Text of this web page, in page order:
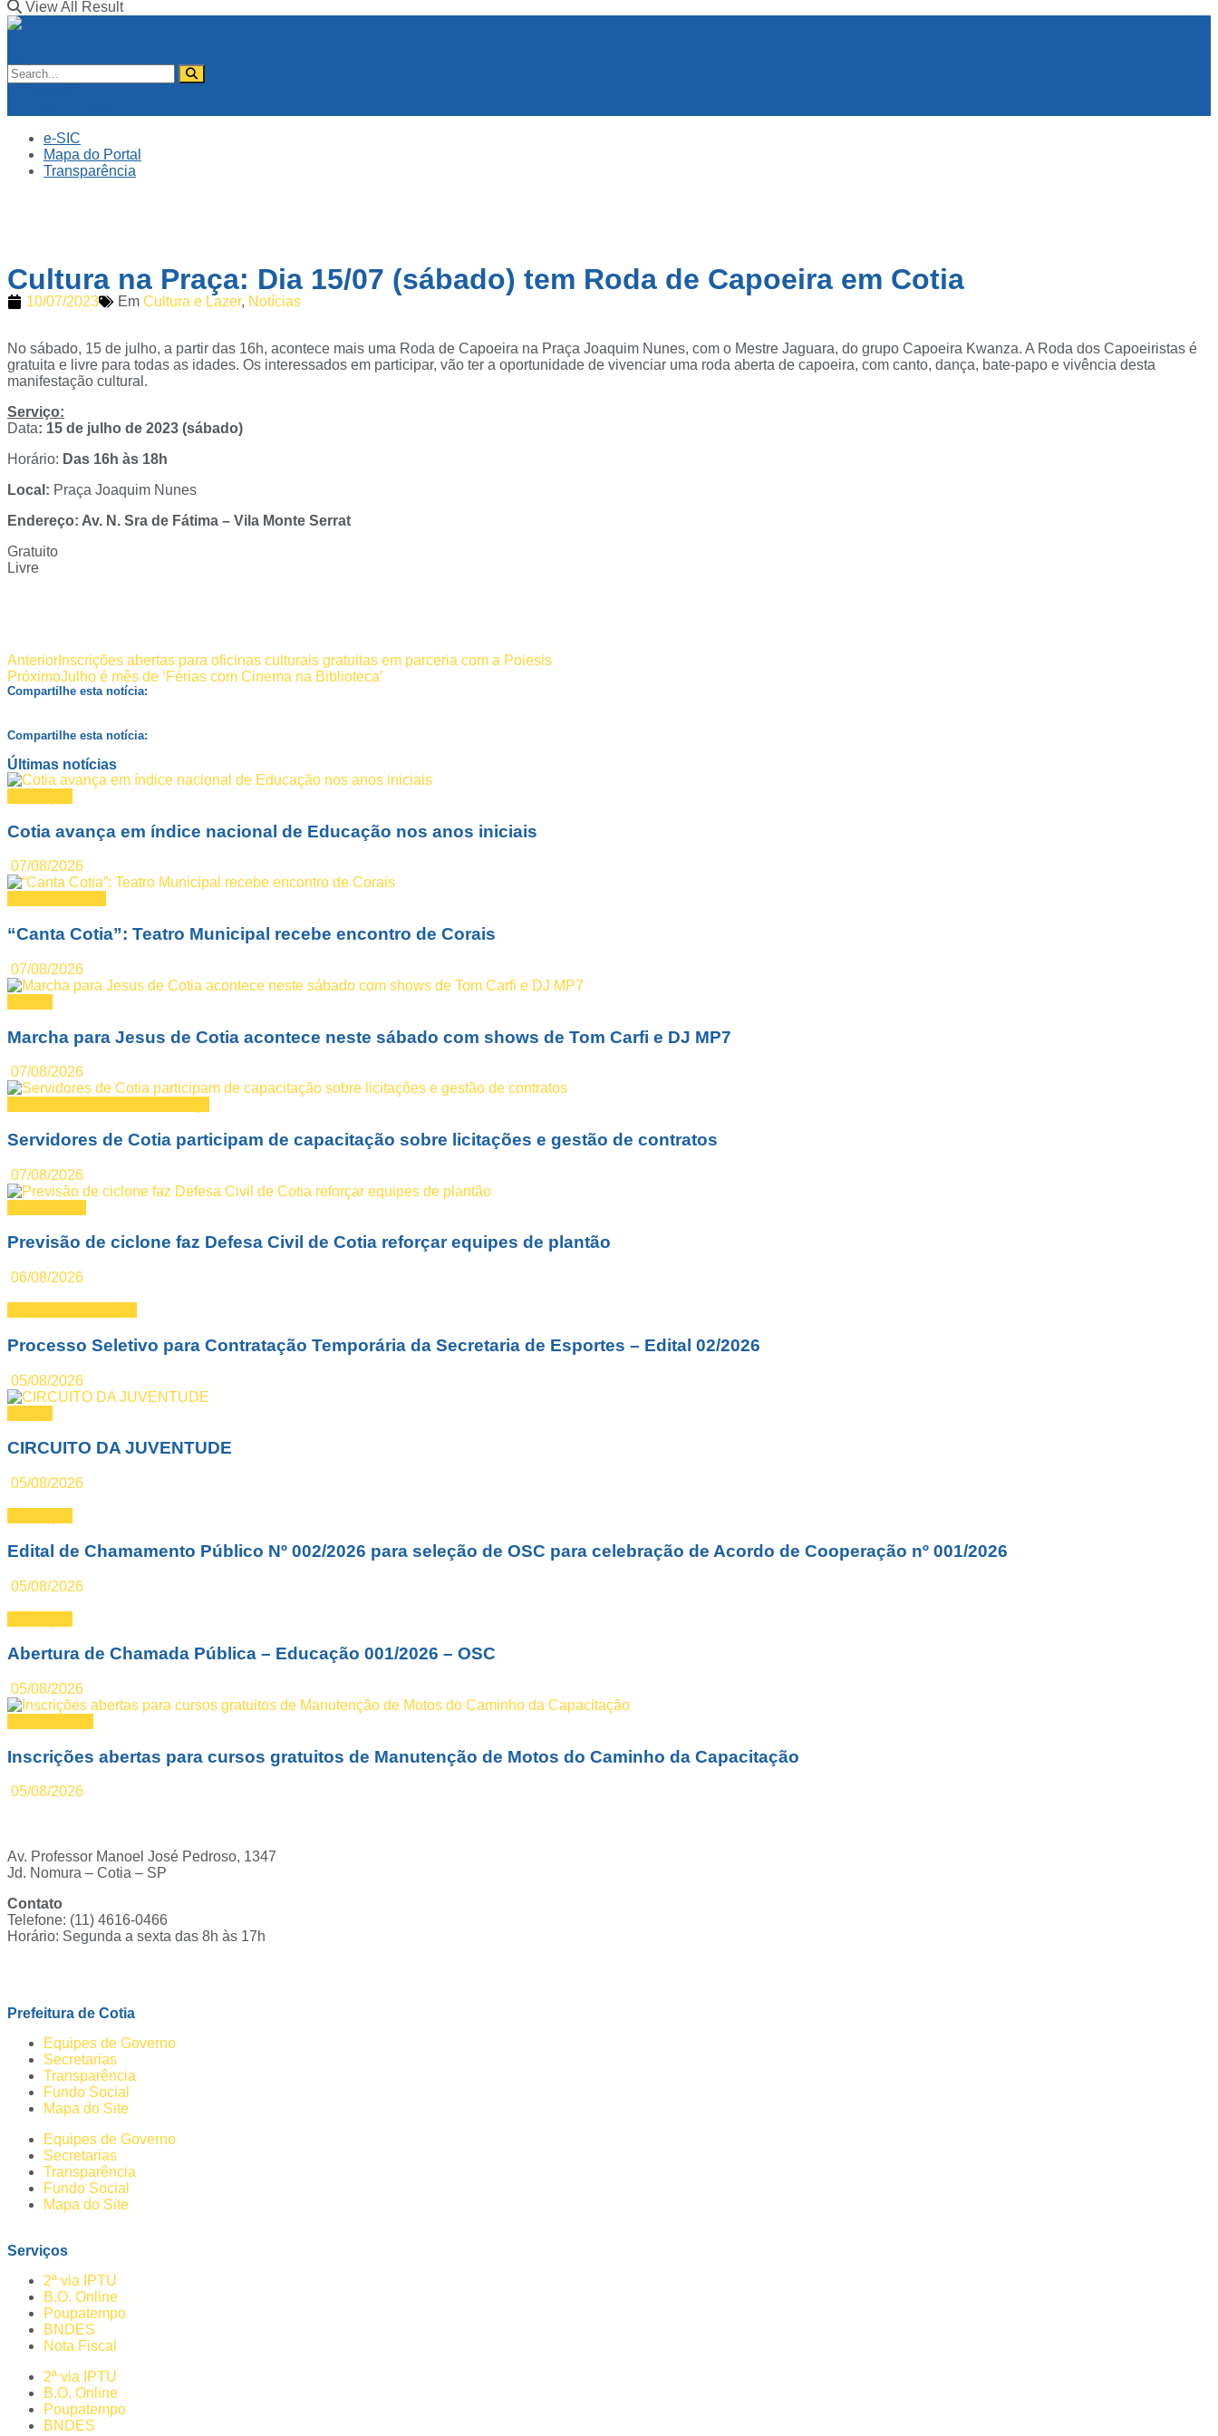
View All Result
e-SIC
Mapa do Portal
Transparência
Cultura na Praça: Dia 15/07 (sábado) tem Roda de Capoeira em Cotia
10/07/2023 Em Cultura e Lazer, Notícias
No sábado, 15 de julho, a partir das 16h, acontece mais uma Roda de Capoeira na Praça Joaquim Nunes, com o Mestre Jaguara, do grupo Capoeira Kwanza. A Roda dos Capoeiristas é
gratuita e livre para todas as idades. Os interessados em participar, vão ter a oportunidade de vivenciar uma roda aberta de capoeira, com canto, dança, bate-papo e vivência desta
manifestação cultural.
Serviço:
Data: 15 de julho de 2023 (sábado)
Horário: Das 16h às 18h
Local: Praça Joaquim Nunes
Endereço: Av. N. Sra de Fátima – Vila Monte Serrat
Gratuito
Livre
Anterior Inscrições abertas para oficinas culturais gratuitas em parceria com a Poiesis
PróximoJulho é mês de ‘Férias com Cinema na Biblioteca’
Compartilhe esta notícia:
Compartilhe esta notícia:
Últimas notícias
Cotia avança em índice nacional de Educação nos anos iniciais
07/08/2026
“Canta Cotia”: Teatro Municipal recebe encontro de Corais
07/08/2026
Marcha para Jesus de Cotia acontece neste sábado com shows de Tom Carfi e DJ MP7
07/08/2026
Servidores de Cotia participam de capacitação sobre licitações e gestão de contratos
07/08/2026
Previsão de ciclone faz Defesa Civil de Cotia reforçar equipes de plantão
06/08/2026
Processo Seletivo para Contratação Temporária da Secretaria de Esportes – Edital 02/2026
05/08/2026
CIRCUITO DA JUVENTUDE
05/08/2026
Edital de Chamamento Público Nº 002/2026 para seleção de OSC para celebração de Acordo de Cooperação nº 001/2026
05/08/2026
Abertura de Chamada Pública – Educação 001/2026 – OSC
05/08/2026
Inscrições abertas para cursos gratuitos de Manutenção de Motos do Caminho da Capacitação
05/08/2026
Av. Professor Manoel José Pedroso, 1347
Jd. Nomura – Cotia – SP
Contato
Telefone: (11) 4616-0466
Horário: Segunda a sexta das 8h às 17h
Prefeitura de Cotia
Equipes de Governo
Secretarias
Transparência
Fundo Social
Mapa do Site
Equipes de Governo
Secretarias
Transparência
Fundo Social
Mapa do Site
Serviços
2ª via IPTU
B.O. Online
Poupatempo
BNDES
Nota Fiscal
2ª via IPTU
B.O. Online
Poupatempo
BNDES